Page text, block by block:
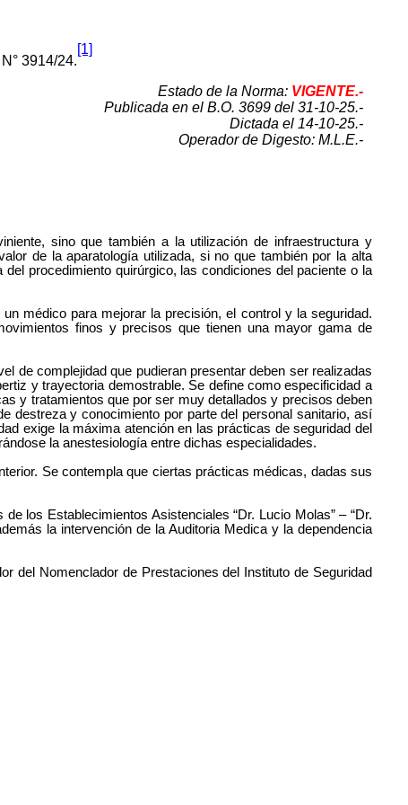
3914/24.
[1]
Estado de la Norma: VIGENTE.-
Publicada en el B.O. 3699 del 31-10-25.-
Dictada el 14-10-25.-
Operador de Digesto: M.L.E.-
sino que también a la utilización de infraestructura y
de la aparatología utilizada, si no que también por la alta
procedimiento quirúrgico, las condiciones del paciente o la
médico para mejorar la precisión, el control y la seguridad.
finos y precisos que tienen una mayor gama de
de complejidad que pudieran presentar deben ser realizadas
y trayectoria demostrable. Se define como especificidad a
y tratamientos que por ser muy detallados y precisos deben
destreza y conocimiento por parte del personal sanitario, así
exige la máxima atención en las prácticas de seguridad del
la anestesiología entre dichas especialidades.
Se contempla que ciertas prácticas médicas, dadas sus
los Establecimientos Asistenciales “Dr. Lucio Molas” – “Dr.
la intervención de la Auditoria Medica y la dependencia
del Nomenclador de Prestaciones del Instituto de Seguridad